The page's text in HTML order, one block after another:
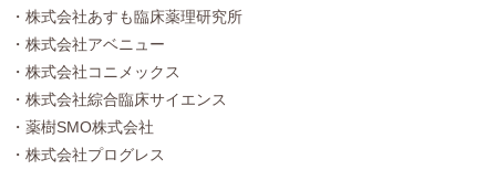
・株式会社あすも臨床薬理研究所
・株式会社アベニュー
・株式会社コニメックス
・株式会社綜合臨床サイエンス
・薬樹SMO株式会社
・株式会社プログレス